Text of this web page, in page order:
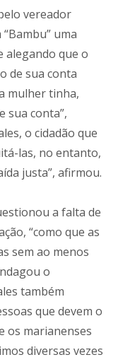
vereador
uma
alegando que o
de sua conta
mulher tinha,
sua conta”,
o cidadão que
las, no entanto,
justa”, afirmou.
a falta de
“como que as
sem ao menos
o
também
que devem o
os marianenses
diversas vezes